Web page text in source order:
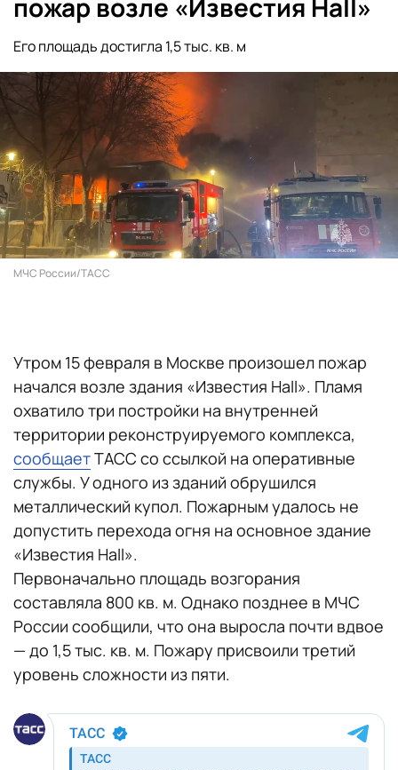
пожар возле «Известия Hall»
Его площадь достигла 1,5 тыс. кв. м
МЧС России/ТАСС
Утром 15 февраля в Москве произошел пожар
начался возле здания «Известия Hall». Пламя
охватило три постройки на внутренней
территории реконструируемого комплекса,
сообщаетТАСС со ссылкой на оперативные
службы. У одного из зданий обрушился
металлический купол. Пожарным удалось не
допустить перехода огня на основное здание
«Известия Hall».
Первоначально площадь возгорания
составляла 800 кв. м. Однако позднее в МЧС
России сообщили, что она выросла почти вдвое
— до 1,5 тыс. кв. м. Пожару присвоили третий
уровень сложности из пяти.